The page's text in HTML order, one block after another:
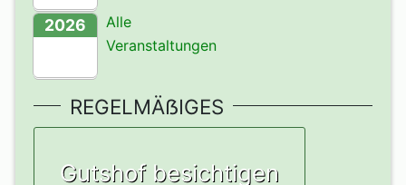
2026
Alle
Veranstaltungen
REGELMÄẞIGES
Gutshof besichtigen